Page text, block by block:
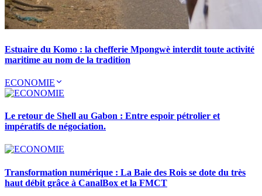
Estuaire du Komo : la chefferie Mpongwè interdit toute activité
maritime au nom de la tradition
ECONOMIE
Le retour de Shell au Gabon : Entre espoir pétrolier et
impératifs de négociation.
Transformation numérique : La Baie des Rois se dote du très
haut débit grâce à CanalBox et la FMCT